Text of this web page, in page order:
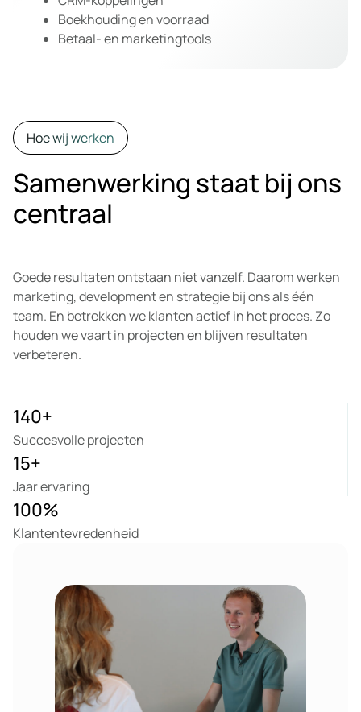
Boekhouding en voorraad
Betaal- en marketingtools
Hoe wij werken
Samenwerking staat bij ons
centraal
Goede resultaten ontstaan niet vanzelf. Daarom werken
marketing, development en strategie bij ons als één
team. En betrekken we klanten actief in het proces. Zo
houden we vaart in projecten en blijven resultaten
verbeteren.
Succesvolle projecten
140+
Jaar ervaring
15+
Klantentevredenheid
100%